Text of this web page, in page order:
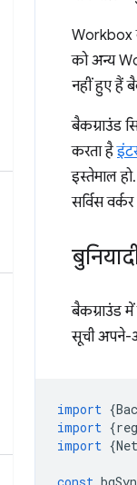
Workbox
को अन्य
नहीं हुए हैं
बैकग्राउंड
करता है
इस्तेमाल
सर्विस
बैकग्राउंड
सूची
import {
import {
import {